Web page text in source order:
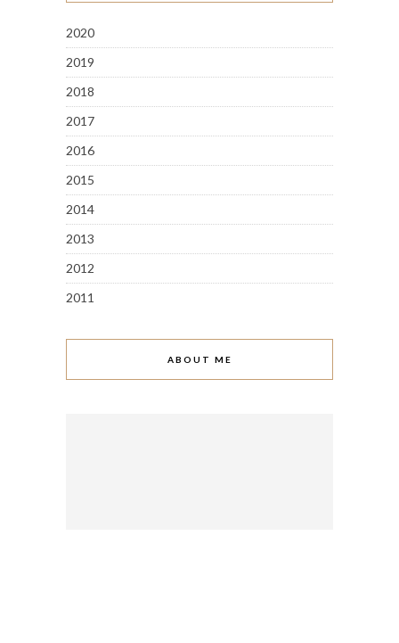
2020
2019
2018
2017
2016
2015
2014
2013
2012
2011
ABOUT ME